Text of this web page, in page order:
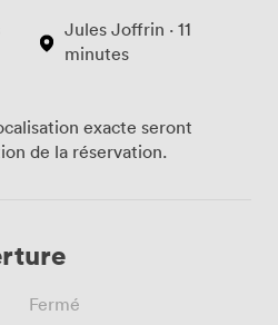
Jules Joffrin · 11
minutes
exacte seront
de la réservation.
Fermé